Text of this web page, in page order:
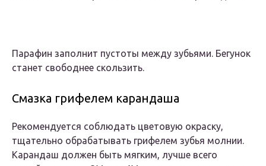
Парафин заполнит пустоты между зубьями. Бегунок
станет свободнее скользить.
Смазка грифелем карандаша
Рекомендуется соблюдать цветовую окраску,
тщательно обрабатывать грифелем зубья молнии.
Карандаш должен быть мягким, лучше всего